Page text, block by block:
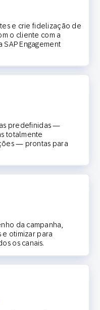
e crie fidelização de
o cliente com a
Engagement
predefinidas —
totalmente
— prontas para
da campanha,
otimizar para
os canais.